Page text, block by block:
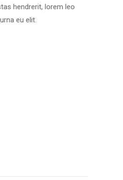
hendrerit, lorem leo
eu elit.